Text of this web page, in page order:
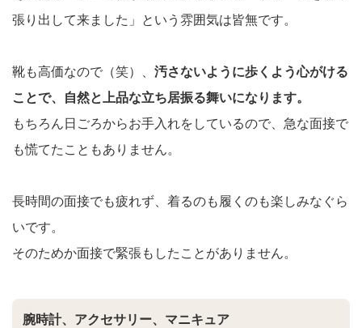
張り出して来ました」という雰囲気は皆無です。
靴も高価なので（笑）、 汚さないように歩くよう心がける
ことで、自然と上品な立ち居振る舞いになります。
もちろん日ごろからお手入れをしているので、急な面接で
も慌てたこともありません。
長時間の面接でも疲れず、着るのも履くのも楽しみなぐら
いです。
そのためか面接で緊張もしたことがありません。
腕時計、アクセサリー、マニキュア